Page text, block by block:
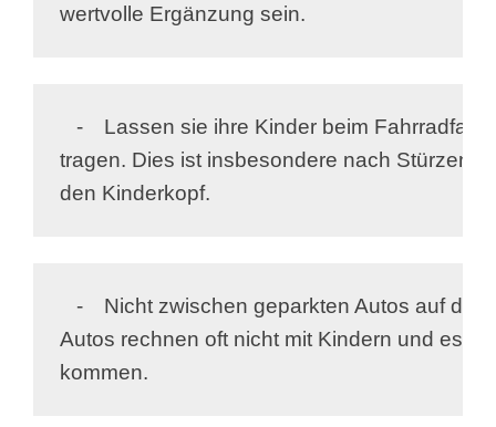
wertvolle Ergänzung sein.
   -	Lassen sie ihre Kinder beim Fahrradfahren immer einen Schutzhelm
tragen. Dies ist insbesondere nach Stürzen
den Kinderkopf.
   -	Nicht zwischen geparkten Autos auf die Fahrbahn laufen. Querende
Autos rechnen oft nicht mit Kindern und es
kommen.